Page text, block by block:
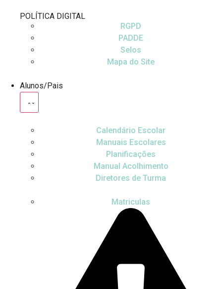
POLÍTICA DIGITAL
RGPD
PADDE
Selos
Mapa do Site
Alunos/Pais
Calendário Escolar
Manuais Escolares
Planificações
Manual Acolhimento
Diretores de Turma
Matriculas